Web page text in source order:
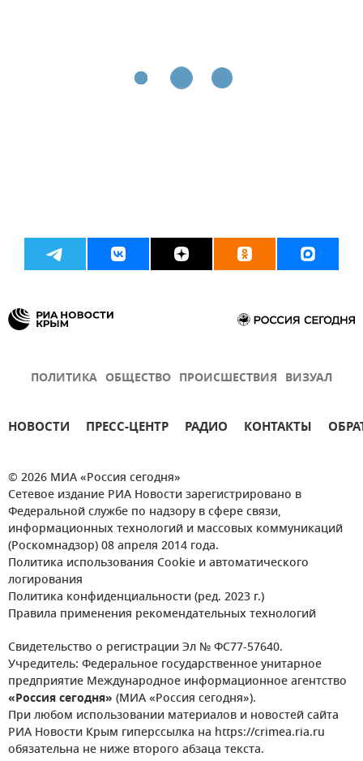
ПОЛИТИКА ОБЩЕСТВО ПРОИСШЕСТВИЯ ВИЗУАЛ
НОВОСТИ ПРЕСС-ЦЕНТР РАДИО КОНТАКТЫ
© 2026 МИА «Россия сегодня»
Сетевое издание РИА Новости зарегистрировано в
Федеральной службе по надзору в сфере связи,
информационных технологий и массовых коммуникаций
(Роскомнадзор) 08 апреля 2014 года.
Политика использования Cookie и автоматического
логирования
Политика конфиденциальности (ред. 2023 г.)
Правила применения рекомендательных технологий
Свидетельство о регистрации Эл № ФС77-57640.
Учредитель: Федеральное государственное унитарное
предприятие Международное информационное агентство
«Россия сегодня» (МИА «Россия сегодня»).
При любом использовании материалов и новостей сайта
РИА Новости Крым гиперссылка на https://crimea.ria.ru
обязательна не ниже второго абзаца текста.